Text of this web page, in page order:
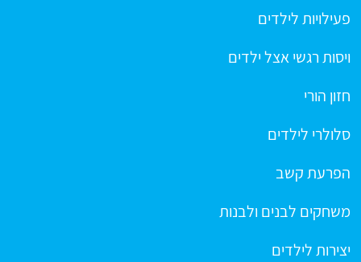
פעילויות לילדים
ויסות רגשי אצל ילדים
חזון הורי
סלולרי לילדים
הפרעת קשב
משחקים לבנים ולבנות
יצירות לילדים